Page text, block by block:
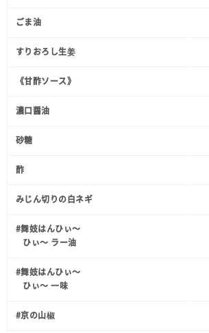
ごま油
すりおろし生姜
《甘酢ソース》
濃口醤油
砂糖
酢
みじん切りの白ネギ
#舞妓はんひぃ～
ひぃ～ ラー油
#舞妓はんひぃ～
ひぃ～ 一味
#京の山椒